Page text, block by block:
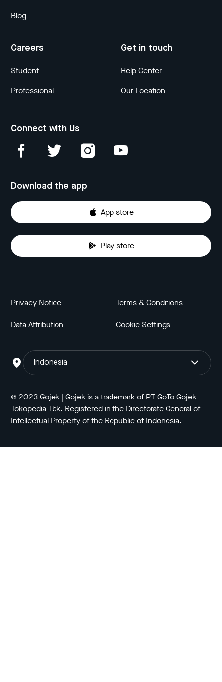
Blog
Careers
Student
Professional
Get in touch
Help Center
Our Location
Connect with Us
Download the app
App store
Play store
Privacy Notice Terms & Conditions
Data Attribution Cookie Settings
Indonesia
© 2023 Gojek | Gojek is a trademark of PT GoTo Gojek
Tokopedia Tbk. Registered in the Directorate General of
Intellectual Property of the Republic of Indonesia.